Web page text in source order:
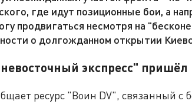
где идут позиционные бои, а
продвигаться несмотря на
о долгожданном открытии
экспресс"
ресурс "Воин DV", связанный с